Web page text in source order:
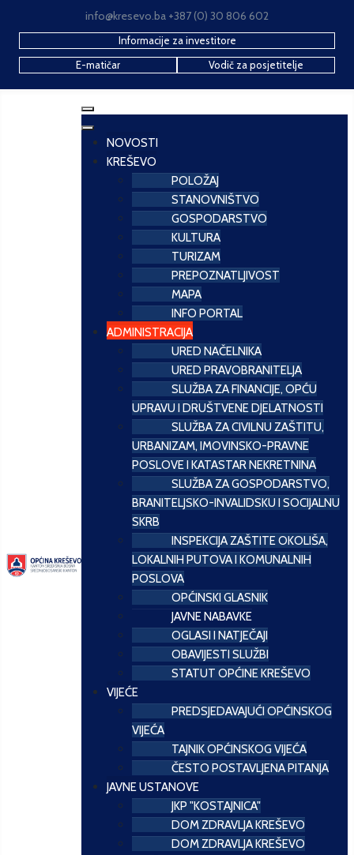
info@kresevo.ba +387 (0) 30 806 602
Informacije za investitore
E-matičar
Vodič za posjetitelje
NOVOSTI
KREŠEVO
POLOŽAJ
STANOVNIŠTVO
GOSPODARSTVO
KULTURA
TURIZAM
PREPOZNATLJIVOST
MAPA
INFO PORTAL
ADMINISTRACIJA
URED NAČELNIKA
URED PRAVOBRANITELJA
SLUŽBA ZA FINANCIJE, OPĆU
UPRAVU I DRUŠTVENE DJELATNOSTI
SLUŽBA ZA CIVILNU ZAŠTITU,
URBANIZAM, IMOVINSKO-PRAVNE
POSLOVE I KATASTAR NEKRETNINA
SLUŽBA ZA GOSPODARSTVO,
BRANITELJSKO-INVALIDSKU I SOCIJALNU
SKRB
INSPEKCIJA ZAŠTITE OKOLIŠA,
LOKALNIH PUTOVA I KOMUNALNIH
POSLOVA
OPĆINSKI GLASNIK
JAVNE NABAVKE
OGLASI I NATJEČAJI
OBAVIJESTI SLUŽBI
STATUT OPĆINE KREŠEVO
VIJEĆE
PREDSJEDAVAJUĆI OPĆINSKOG
VIJEĆA
TAJNIK OPĆINSKOG VIJEĆA
ČESTO POSTAVLJENA PITANJA
JAVNE USTANOVE
JKP "KOSTAJNICA"
DOM ZDRAVLJA KREŠEVO
DOM ZDRAVLJA KREŠEVO